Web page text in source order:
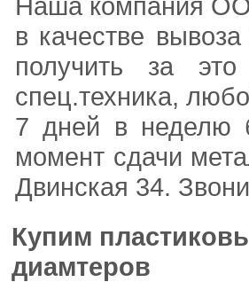
в качестве
получить за
спец.техника,
7 дней в неделю
момент сдачи
Двинская 34.
Купим
диамтеров